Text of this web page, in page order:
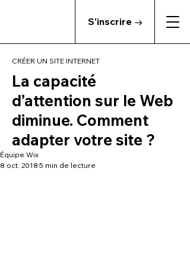
S'inscrire →
CRÉER UN SITE INTERNET
La capacité
d’attention sur le Web
diminue. Comment
adapter votre site ?
Équipe Wix
8 oct. 2018 5 min de lecture